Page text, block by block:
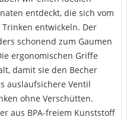
entdeckt, die sich vom
entwickeln. Der
schonend zum Gaumen
ergonomischen Griffe
damit sie den Becher
auslaufsichere Ventil
ohne Verschütten.
aus BPA-freiem Kunststoff